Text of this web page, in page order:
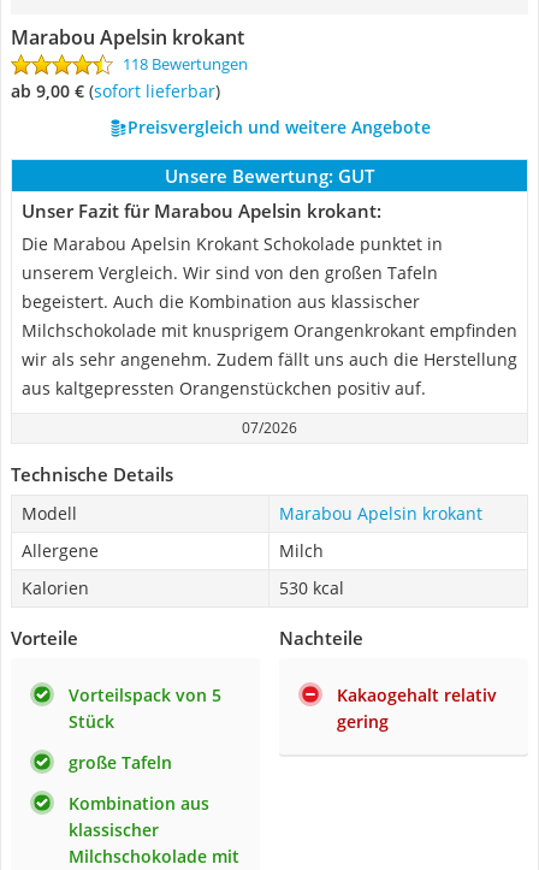
Marabou Apelsin krokant
118 Bewertungen
ab 9,00 € ( Sofort lieferbar)
Preisvergleich und weitere Angebote
Unsere Bewertung: GUT
Unser Fazit für Marabou Apelsin krokant:
Die Marabou Apelsin Krokant Schokolade punktet in
unserem Vergleich. Wir sind von den großen Tafeln
begeistert. Auch die Kombination aus klassischer
Milchschokolade mit knusprigem Orangenkrokant empfinden
wir als sehr angenehm. Zudem fällt uns auch die Herstellung
aus kaltgepressten Orangenstückchen positiv auf.
07/2026
Technische Details
Modell
Marabou Apelsin krokant
Allergene
Milch
Kalorien
530 kcal
Vorteile
Vorteilspack von 5
Stück
große Tafeln
Kombination aus
klassischer
Milchschokolade mit
Nachteile
Kakaogehalt relativ
gering